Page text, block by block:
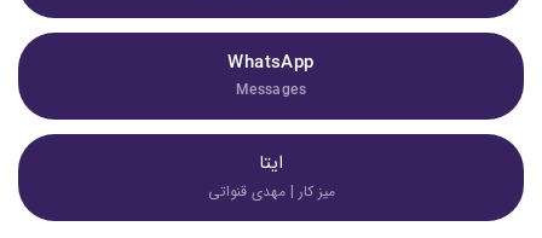
WhatsApp
Messages
ایتا
میز کار | مهدی قنواتی